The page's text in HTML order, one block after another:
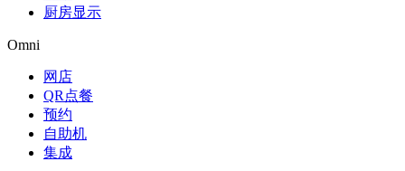
厨房显示
Omni
网店
QR点餐
预约
自助机
集成